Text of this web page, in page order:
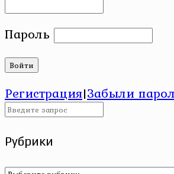
Пароль
Регистрация|Забыли
Рубрики